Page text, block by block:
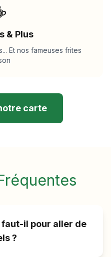
& Plus
Et nos fameuses frites
carte
faut-il pour aller de
?